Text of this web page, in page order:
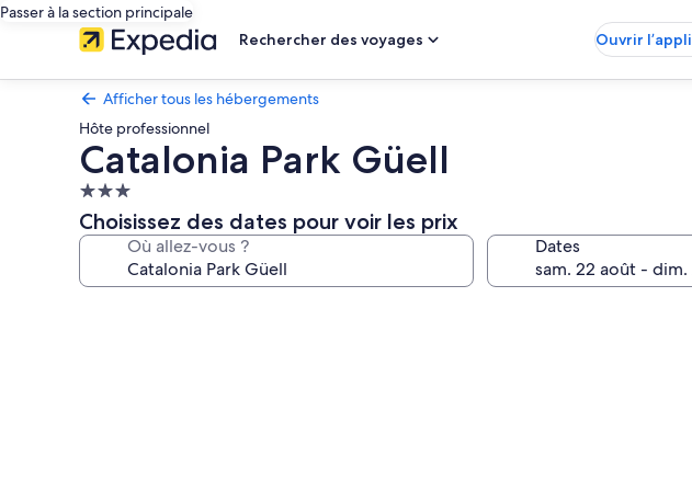
Passer à la section principale
Rechercher des voyages
Ouvrir l’appli
Afficher tous les hébergements
Hôte professionnel
Catalonia Park Güell
Hébergement
3.0 étoiles
Choisissez des dates pour voir les prix
Où allez-vous ? Dates